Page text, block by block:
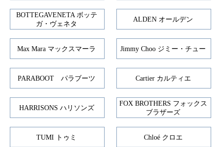
BOTTEGAVENETA ボッテ
ガ・ヴェネタ
ALDEN オールデン
Max Mara マックスマーラ Jimmy Choo ジミー・チュー
PARABOOT パラブーツ Cartier カルティエ
HARRISONS ハリソンズ
FOX BROTHERS フォックス
ブラザーズ
TUMI トゥミ Chloé クロエ